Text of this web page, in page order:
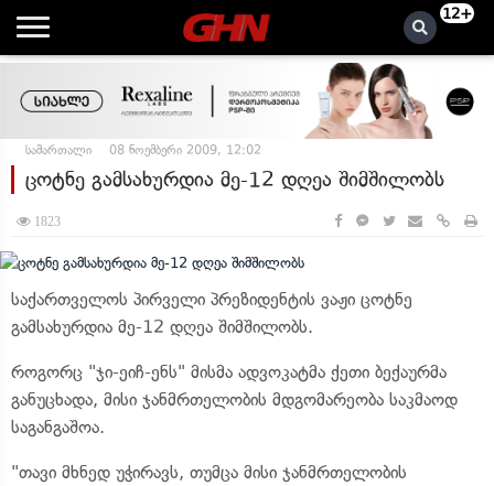
12+
სამართალი 08 ნოემბერი 2009, 12:02
ცოტნე გამსახურდია მე-12 დღეა შიმშილობს
1823
საქართველოს პირველი პრეზიდენტის ვაჟი ცოტნე
გამსახურდია მე-12 დღეა შიმშილობს.
როგორც "ჯი-ეიჩ-ენს" მისმა ადვოკატმა ქეთი ბექაურმა
განუცხადა, მისი ჯანმრთელობის მდგომარეობა საკმაოდ
საგანგაშოა.
"თავი მხნედ უჭირავს, თუმცა მისი ჯანმრთელობის